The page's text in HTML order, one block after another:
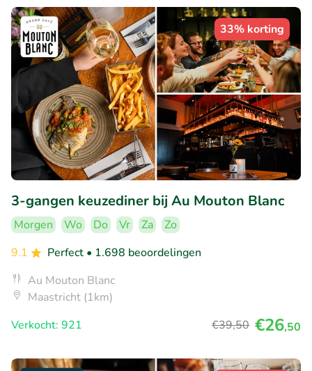
33% korting
3-gangen keuzediner bij Au Mouton Blanc
Morgen Wo Do Vr Za
Zo
9.1
Perfect • 1.698 beoordelingen
Au Mouton Blanc
Maastricht (1km)
Verkocht: 921
€39,50 €26,50